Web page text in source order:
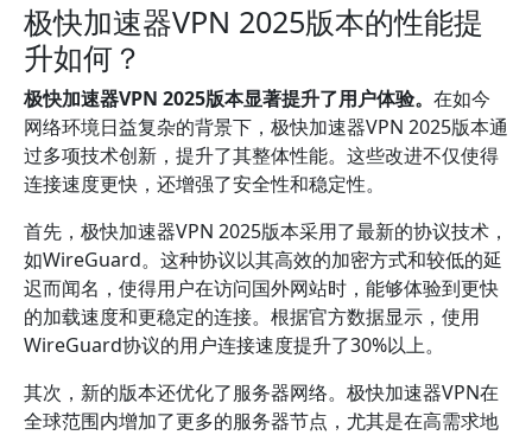
极快加速器VPN 2025版本的性能提
升如何？
极快加速器VPN 2025版本显著提升了用户体验。 在如今
网络环境日益复杂的背景下，极快加速器VPN 2025版本通
过多项技术创新，提升了其整体性能。这些改进不仅使得
连接速度更快，还增强了安全性和稳定性。
首先，极快加速器VPN 2025版本采用了最新的协议技术，
如WireGuard。这种协议以其高效的加密方式和较低的延
迟而闻名，使得用户在访问国外网站时，能够体验到更快
的加载速度和更稳定的连接。根据官方数据显示，使用
WireGuard协议的用户连接速度提升了30%以上。
其次，新的版本还优化了服务器网络。极快加速器VPN在
全球范围内增加了更多的服务器节点，尤其是在高需求地